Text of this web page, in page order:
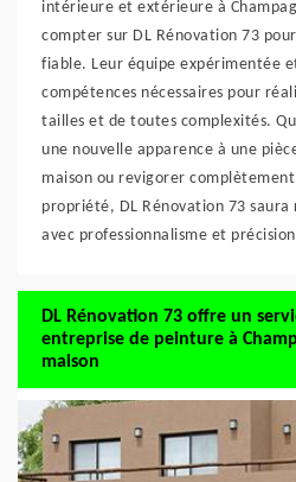
intérieure et extérieure à
compter sur DL Rénovation 73
fiable. Leur équipe expérimentée
compétences nécessaires pour
tailles et de toutes complexités.
une nouvelle apparence à une
maison ou revigorer
propriété, DL Rénovation 73
avec professionnalisme et
DL Rénovation 73 offre un
entreprise de peinture à
maison